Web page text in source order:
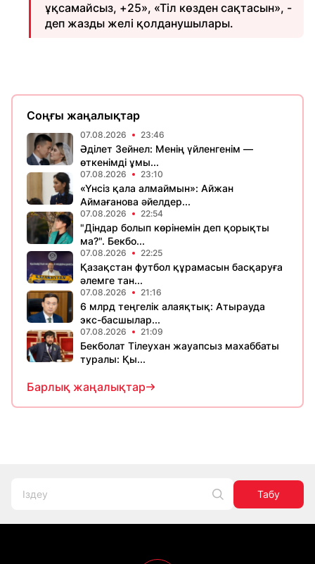
ұқсамайсыз, +25», «Тіл көзден сақтасын», -
деп жазды желі қолданушылары.
Соңғы жаңалықтар
07.08.2026 23:46
Әділет Зейнел: Менің үйленгенім —
өткенімді ұмы...
07.08.2026 23:10
«Үнсіз қала алмаймын»: Айжан
Аймағанова әйелдер...
07.08.2026 22:54
"Діндар болып көрінемін деп қорықты
ма?". Бекбо...
07.08.2026 22:25
Қазақстан футбол құрамасын басқаруға
әлемге тан...
07.08.2026 21:16
6 млрд теңгелік алаяқтық: Атырауда
экс-басшылар...
07.08.2026 21:09
Бекболат Тілеухан жауапсыз махаббаты
туралы: Қы...
Барлық жаңалықтар
Табу